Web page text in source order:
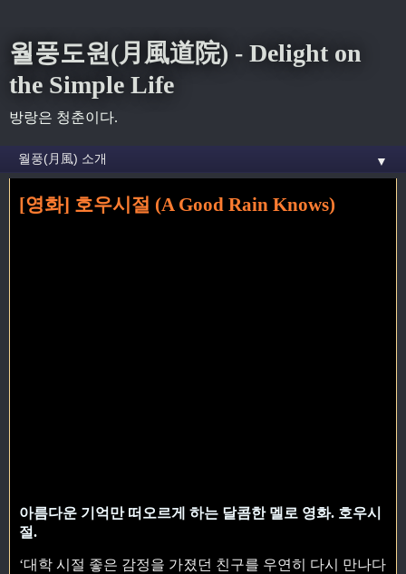
월풍도원(月風道院) - Delight on
the Simple Life
방랑은 청춘이다.
▼
» 고원원 꼬리가 달린 글
[영화] 호우시절 (A Good Rain Knows)
아름다운 기억만 떠오르게 하는 달콤한 멜로 영화. 호우시
절.
‘대학 시절 좋은 감정을 가졌던 친구를 우연히 다시 만나다